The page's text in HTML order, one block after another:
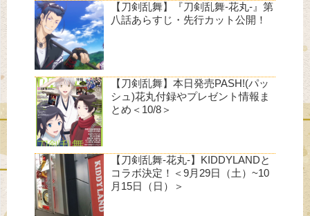
【刀剣乱舞】『刀剣乱舞-花丸-』第
八話あらすじ・先行カット公開！
【刀剣乱舞】本日発売PASH!(パッ
シュ)花丸付録やプレゼント情報ま
とめ＜10/8＞
【刀剣乱舞-花丸-】KIDDYLANDと
コラボ決定！＜9月29日（土）~10
月15日（日）＞